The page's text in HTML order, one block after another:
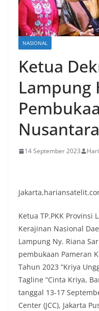
NASIONAL
Ketua
Lampung
Nusantara
14 September 2023
Ketua TP.PKK Provinsi
Kerajinan Nasional
Lampung Ny. Riana
pembukaan Pameran
Tahun 2023 “Kriya
Tagline “Cinta Kriya,
tanggal 13-17
Center (JCC), Jakarta